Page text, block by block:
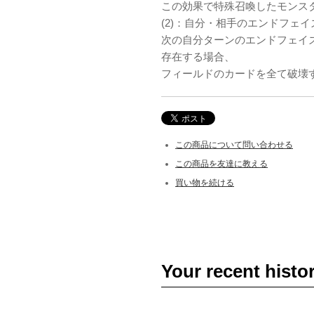
この効果で特殊召喚したモンス
(2)：自分・相手のエンドフェ
次の自分ターンのエンドフェイ
存在する場合、
フィールドのカードを全て破壊
この商品について問い合わせる
この商品を友達に教える
買い物を続ける
Your recent